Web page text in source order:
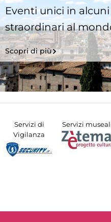
Eventi unici in
straordinari al
Scopri di più
Servizi di
Vigilanza
Servizi